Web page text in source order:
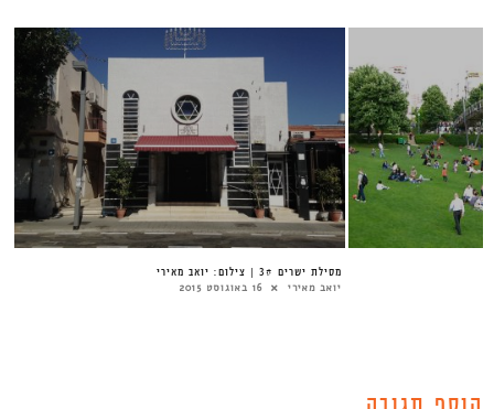
מסילת ישרים 3# | צילום: יואב מאירי
יואב מאירי 16 באוגוסט 2015